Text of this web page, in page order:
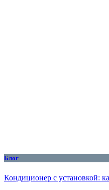
Блог
Кондиционер с установкой: